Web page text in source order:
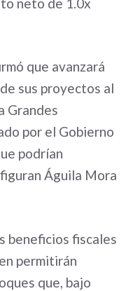
que avanzará
sus proyectos al
Grandes
por el Gobierno
podrían
Águila Mora
beneficios fiscales
permitirán
que, bajo